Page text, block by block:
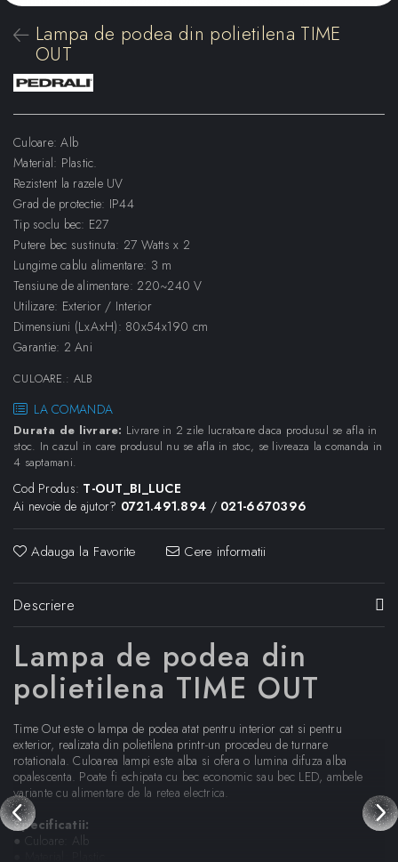
Lampa de podea din polietilena TIME
OUT
Culoare: Alb
Material: Plastic.
Rezistent la razele UV
Grad de protectie: IP44
Tip soclu bec: E27
Putere bec sustinuta: 27 Watts x 2
Lungime cablu alimentare: 3 m
Tensiune de alimentare: 220~240 V
Utilizare: Exterior / Interior
Dimensiuni (LxAxH): 80x54x190 cm
Garantie: 2 Ani
CULOARE.: ALB
LA COMANDA
Durata de livrare: Livrare in 2 zile lucratoare daca produsul se afla in
stoc. In cazul in care produsul nu se afla in stoc, se livreaza la comanda in
4 saptamani.
Cod Produs: T-OUT_BI_LUCE
Ai nevoie de ajutor? 0721.491.894 / 021-6670396
Adauga la Favorite Cere informatii
Descriere
Lampa de podea din
polietilena TIME OUT
Time Out este o lampa de podea atat pentru interior cat si pentru
exterior, realizata din polietilena printr-un procedeu de turnare
rotationala. Culoarea lampi este alba si ofera o lumina difuza alba
opalescenta. Poate fi echipata cu bec economic sau bec LED, ambele
variante cu alimentare de la retea electrica.
Specificatii:
● Culoare: Alb